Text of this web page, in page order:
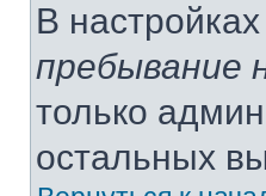
В
пребывание
только
остальных